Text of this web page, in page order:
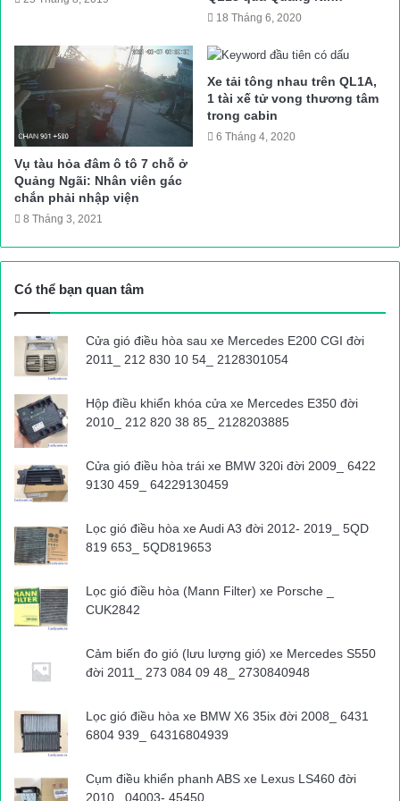
B40 tại khu vực nêu trên”, văn bản nêu rõ.
Trước thực trạng trên, Công ty CP đường sắt Hà Thái đề nghị
Ủy ban ATGT Quốc gia, UBND TP. Hà Nội và chính quyền địa
phương chỉ đạo tổ chức xử lý, giải tỏa dứt điểm theo pháp luật,
đảm bảo kết cấu hạ tầng, ATGT đường sắt và an ninh trật tự.
18 Tháng 6, 2020
Vụ tàu hỏa đâm ô tô 7 chỗ ở
Quảng Ngãi: Nhân viên gác
chắn phải nhập viện
8 Tháng 3, 2021
Xe tải tông nhau trên QL1A,
1 tài xế tử vong thương tâm
trong cabin
6 Tháng 4, 2020
Có thể bạn quan tâm
Cửa gió điều hòa sau xe Mercedes E200 CGI đời
2011_ 212 830 10 54_ 2128301054
Hộp điều khiển khóa cửa xe Mercedes E350 đời
2010_ 212 820 38 85_ 2128203885
Cửa gió điều hòa trái xe BMW 320i đời 2009_ 6422
9130 459_ 64229130459
Lọc gió điều hòa xe Audi A3 đời 2012- 2019_ 5QD
819 653_ 5QD819653
Lọc gió điều hòa (Mann Filter) xe Porsche _
CUK2842
Cảm biến đo gió (lưu lượng gió) xe Mercedes S550
đời 2011_ 273 084 09 48_ 2730840948
Lọc gió điều hòa xe BMW X6 35ix đời 2008_ 6431
6804 939_ 64316804939
Cụm điều khiển phanh ABS xe Lexus LS460 đời
2010_ 04003- 45450